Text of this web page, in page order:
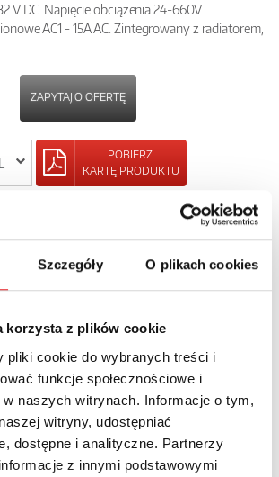
Szczegóły O plikach cookies
korzysta z plików cookie
pliki cookie do wybranych treści i
funkcje społecznościowe i
naszych witrynach. Informacje o tym,
witryny, udostępniać
dostępne i analityczne. Partnerzy
z innymi podstawowymi
V DC. Napięcie obciążenia 24-660V
AC1 - 15A AC. Zintegrowany z radiatorem,
ZAPYTAJ O OFERTĘ
POBIERZ
KARTĘ PRODUKTU
o szczegóły oferty
*
*